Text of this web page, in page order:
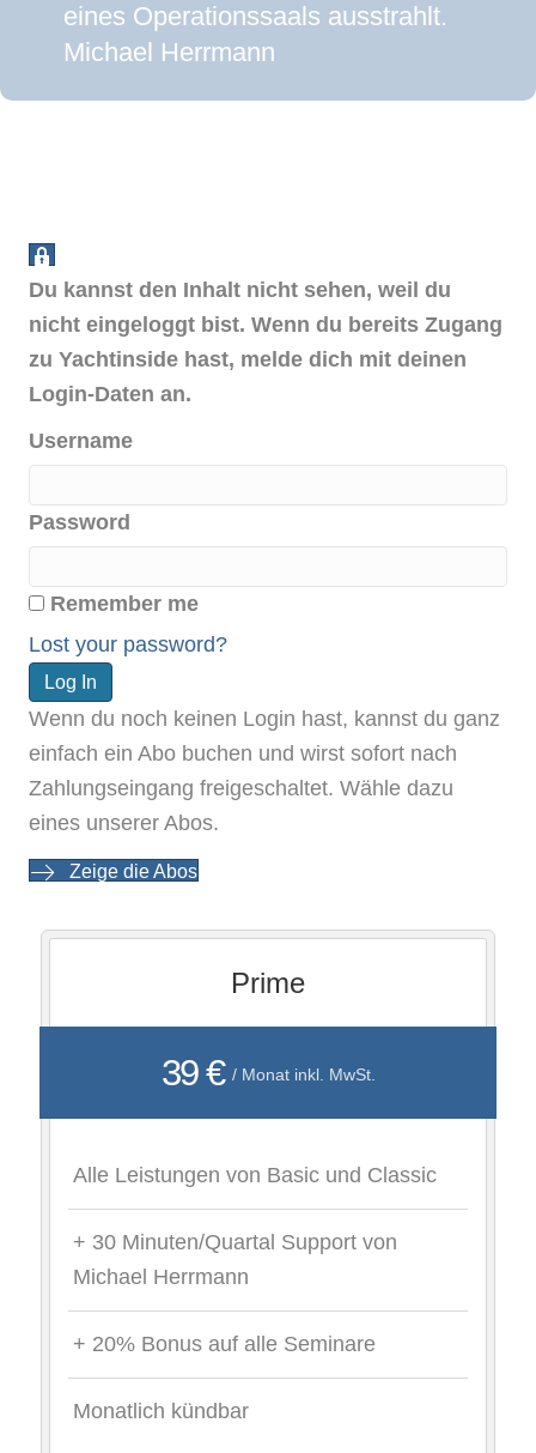
eines Operationssaals ausstrahlt.
Michael Herrmann
Du kannst den Inhalt nicht sehen, weil du
nicht eingeloggt bist. Wenn du bereits Zugang
zu Yachtinside hast, melde dich mit deinen
Login-Daten an.
Username
Password
Remember me
Lost your password?
Wenn du noch keinen Login hast, kannst du ganz
einfach ein Abo buchen und wirst sofort nach
Zahlungseingang freigeschaltet. Wähle dazu
eines unserer Abos.
Zeige die Abos
Prime
39 € / Monat inkl. MwSt.
Alle Leistungen von Basic und Classic
+ 30 Minuten/Quartal Support von
Michael Herrmann
+ 20% Bonus auf alle Seminare
Monatlich kündbar